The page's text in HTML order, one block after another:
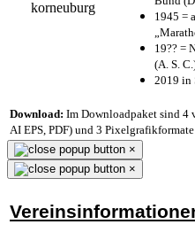
1945 =
19?? =
(A. S.
2019 in
Download: Im Downloadpaket sind 4
AI EPS, PDF) und 3 Pixelgrafikformate
×
×